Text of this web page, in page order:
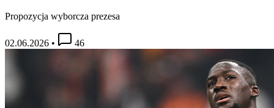
Propozycja wyborcza prezesa
02.06.2026 • 46